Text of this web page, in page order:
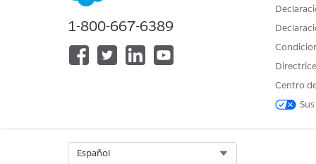
Disponible en: Todas las
Consideraciones
continúa ejecutándose
flujo de origen después de
Tipos de flujo admitidos
Flujos desencadenados por
1-800-667-6389
Centro
Español